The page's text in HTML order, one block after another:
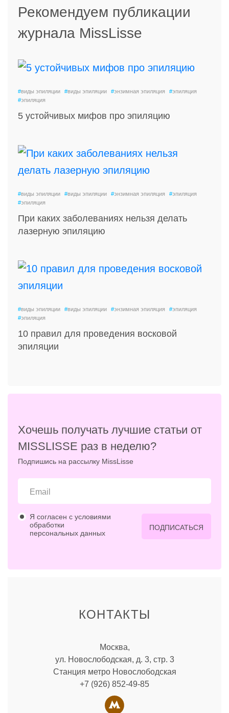
Рекомендуем публикации
журнала MissLisse
#виды эпиляции #виды эпиляции #энзимная эпиляция #эпиляция
#эпиляция
5 устойчивых мифов про эпиляцию
#виды эпиляции #виды эпиляции #энзимная эпиляция #эпиляция
#эпиляция
При каких заболеваниях нельзя делать
лазерную эпиляцию
#виды эпиляции #виды эпиляции #энзимная эпиляция #эпиляция
#эпиляция
10 правил для проведения восковой
эпиляции
Хочешь получать лучшие статьи от
MISSLISSE раз в неделю?
Подпишись на рассылку MissLisse
Я согласен с условиями
обработки
персональных данных
ПОДПИСАТЬСЯ
КОНТАКТЫ
Москва,
ул. Новослободская, д. 3, стр. 3
Станция метро Новослободская
+7 (926) 852-49-85